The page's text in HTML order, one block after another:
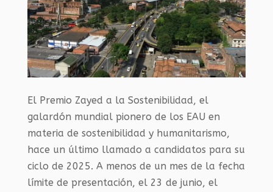
El Premio Zayed a la Sostenibilidad, el
galardón mundial pionero de los EAU en
materia de sostenibilidad y humanitarismo,
hace un último llamado a candidatos para su
ciclo de 2025. A menos de un mes de la fecha
límite de presentación, el 23 de junio, el